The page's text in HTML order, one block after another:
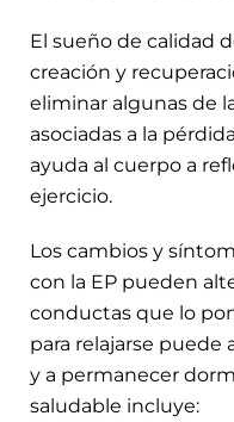
El sueño de calidad
creación y
eliminar algunas de
asociadas a la
ayuda al cuerpo a
ejercicio.
Los cambios y
con la EP pueden
conductas que lo
para relajarse puede
y a permanecer
saludable incluye: